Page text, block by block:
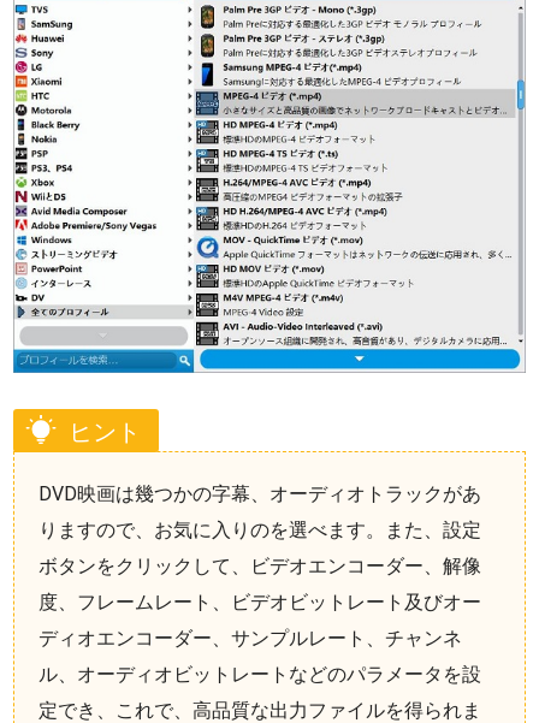
ヒント
DVD映画は幾つかの字幕、オーディオトラックがあ
りますので、お気に入りのを選べます。また、設定
ボタンをクリックして、ビデオエンコーダー、解像
度、フレームレート、ビデオビットレート及びオー
ディオエンコーダー、サンプルレート、チャンネ
ル、オーディオビットレートなどのパラメータを設
定でき、これで、高品質な出力ファイルを得られま